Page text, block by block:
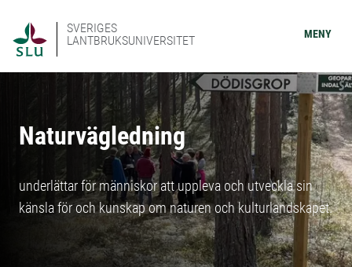
SVERIGES
LANTBRUKSUNIVERSITET
MENY
Naturvägledning
underlättar för människor att uppleva och utveckla sin
känsla för och kunskap om naturen och kulturlandskapet.